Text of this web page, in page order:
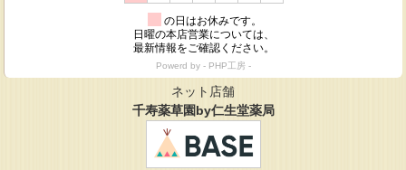
ネット店舗
千寿薬草園by仁生堂薬局